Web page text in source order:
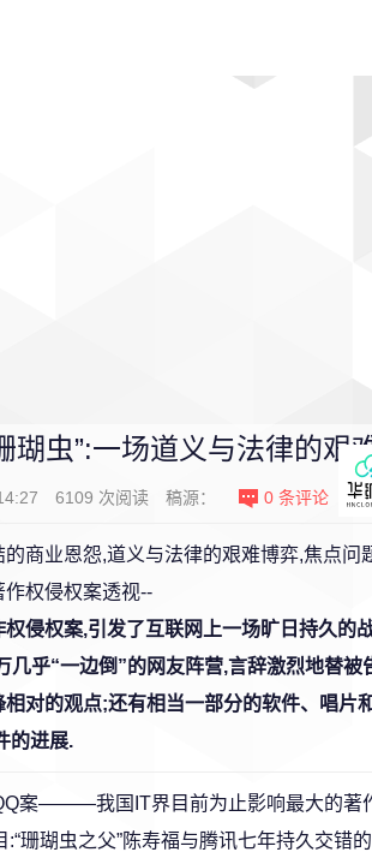
瑚虫”:一场道义与法律的艰
6109 次阅读 稿源： 0 条评论
商业恩怨,道义与法律的艰难博弈,焦点问
权侵权案透视--
侵权案,引发了互联网上一场旷日持久的
几乎“一边倒”的网友阵营,言辞激烈地替
相对的观点;还有相当一部分的软件、唱片
的进展.
案———我国IT界目前为止影响最大的著
:“珊瑚虫之父”陈寿福与腾讯七年持久交错